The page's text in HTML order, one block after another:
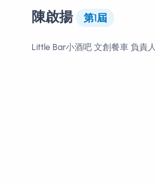
陳啟揚 第1屆
Little Bar小酒吧 文創餐車 負責人